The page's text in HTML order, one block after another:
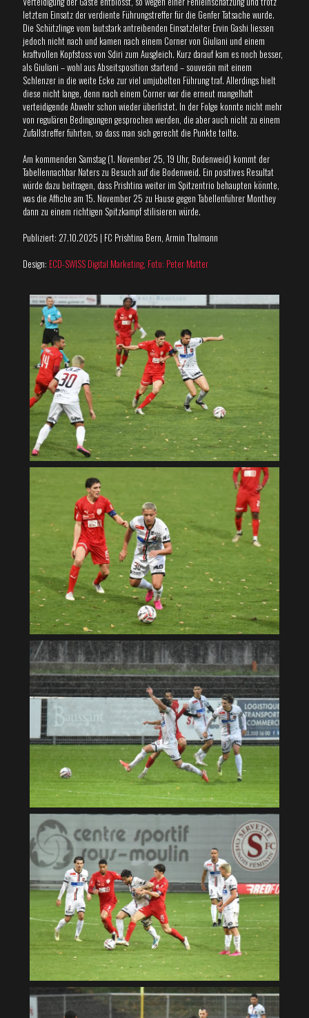
letztem Einsatz der verdiente Führungstreffer für die Genfer Tatsache wurde.
Die Schützlinge vom lautstark antreibenden Einsatzleiter Ervin Gashi liessen
jedoch nicht nach und kamen nach einem Corner von Giuliani und einem
kraftvollen Kopfstoss von Sdiri zum Ausgleich. Kurz darauf kam es noch besser,
als Giuliani – wohl aus Abseitsposition startend – souverän mit einem
Schlenzer in die weite Ecke zur viel umjubelten Führung traf. Allerdings hielt
diese nicht lange, denn nach einem Corner war die erneut mangelhaft
verteidigende Abwehr schon wieder überlistet. In der Folge konnte nicht mehr
von regulären Bedingungen gesprochen werden, die aber auch nicht zu einem
Zufallstreffer führten, so dass man sich gerecht die Punkte teilte.
Am kommenden Samstag (1. November 25, 19 Uhr, Bodenweid) kommt der
Tabellennachbar Naters zu Besuch auf die Bodenweid. Ein positives Resultat
würde dazu beitragen, dass Prishtina weiter im Spitzentrio behaupten könnte,
was die Affiche am 15. November 25 zu Hause gegen Tabellenführer Monthey
dann zu einem richtigen Spitzkampf stilisieren würde.
Publiziert: 27.10.2025 | FC Prishtina Bern, Armin Thalmann
Design: ECD-SWISS Digital Marketing, Foto: Peter Matter